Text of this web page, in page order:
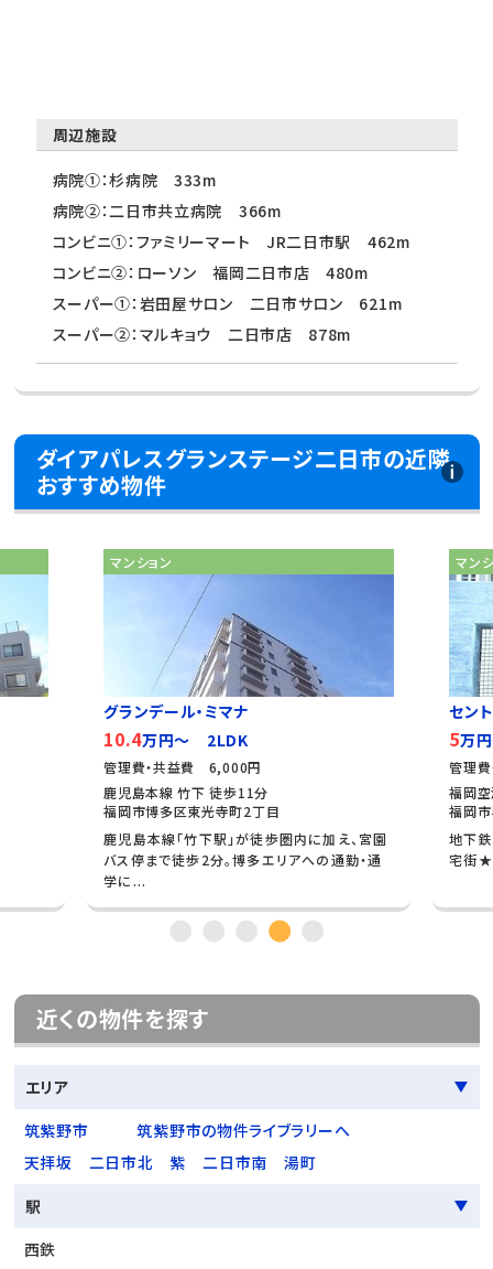
周辺施設
病院①：杉病院 333m
病院②：二日市共立病院 366m
コンビニ①：ファミリーマート JR二日市駅 462m
コンビニ②：ローソン 福岡二日市店 480m
スーパー①：岩田屋サロン 二日市サロン 621m
スーパー②：マルキョウ 二日市店 878m
ダイアパレスグランステージ二日市の近隣
おすすめ物件
マンション
グランデール・ミマナ
10.4万円～ 2LDK
管理費・共益費 6,000円
鹿児島本線 竹下 徒歩11分
福岡市博多区東光寺町2丁目
鹿児島本線「竹下駅」が徒歩圏内に加え、宮園
バス停まで徒歩2分。博多エリアへの通勤・通
学に...
マン
セン
5万
管理
福岡
福岡
地下
宅街★
近くの物件を探す
エリア
筑紫野市
筑紫野市の物件ライブラリーへ
天拝坂
二日市北 紫 二日市南
湯町
駅
西鉄